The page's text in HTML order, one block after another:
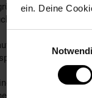
ein. Deine
waschen.
Sofort
den
Lithium-Ionen-
kommunalen